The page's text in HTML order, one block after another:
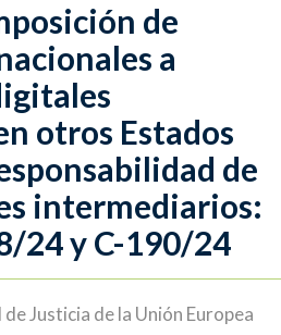
de
a
otros Estados
de
intermediarios:
24 y C-190/24
Justicia de la Unión Europea